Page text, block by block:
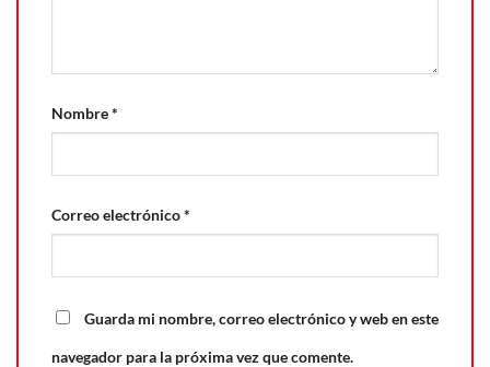
Nombre*
Correo electrónico*
Guarda mi nombre, correo electrónico y web en este
navegador para la próxima vez que comente.